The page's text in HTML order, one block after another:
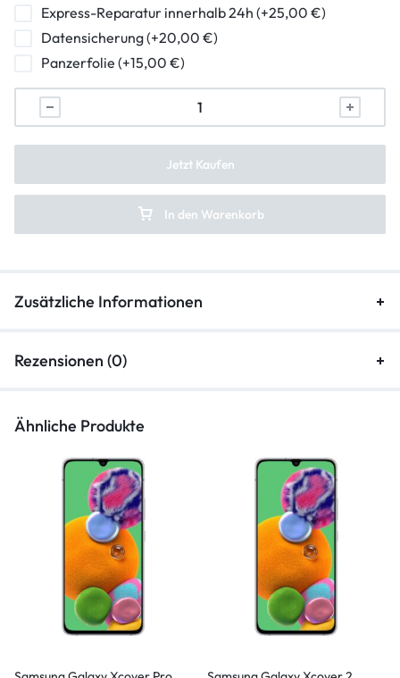
Powerbutton Reparatur
Ladebuchse Raparatur
Kopfhörerbuchse Reparatur
Lautsprecher Reparatur
Express-Reparatur innerhalb 24h (+25,00 €)
Datensicherung (+20,00 €)
Panzerfolie (+15,00 €)
In den Warenkorb
Jetzt Kaufen
Zusätzliche Informationen
Rezensionen (0)
Ähnliche Produkte